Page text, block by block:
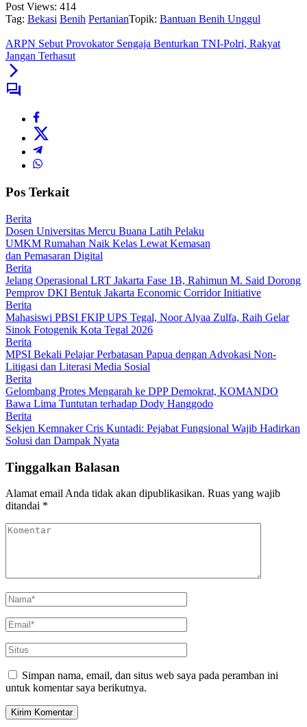
Post Views: 414
Tag: Bekasi Benih PertanianTopik: Bantuan Benih Unggul
ARPN Sebut Provokator Sengaja Benturkan TNI-Polri, Rakyat
Jangan Terhasut
Pos Terkait
Berita
Dosen Universitas Mercu Buana Latih Pelaku
UMKM Rumahan Naik Kelas Lewat Kemasan
dan Pemasaran Digital
Berita
Jelang Operasional LRT Jakarta Fase 1B, Rahimun M. Said Dorong
Pemprov DKI Bentuk Jakarta Economic Corridor Initiative
Berita
Mahasiswi PBSI FKIP UPS Tegal, Noor Alyaa Zulfa, Raih Gelar
Sinok Fotogenik Kota Tegal 2026
Berita
MPSI Bekali Pelajar Perbatasan Papua dengan Advokasi Non-
Litigasi dan Literasi Media Sosial
Berita
Gelombang Protes Mengarah ke DPP Demokrat, KOMANDO
Bawa Lima Tuntutan terhadap Dody Hanggodo
Berita
Sekjen Kemnaker Cris Kuntadi: Pejabat Fungsional Wajib Hadirkan
Solusi dan Dampak Nyata
Tinggalkan Balasan
Alamat email Anda tidak akan dipublikasikan. Ruas yang wajib
ditandai *
Simpan nama, email, dan situs web saya pada peramban ini
untuk komentar saya berikutnya.